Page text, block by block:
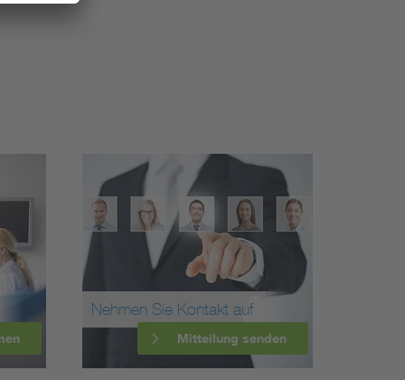
Nehmen Sie Kontakt auf
Mitteilung senden